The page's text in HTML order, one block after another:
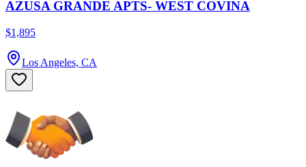
AZUSA GRANDE APTS- WEST COVINA
$1,895
Los Angeles, CA